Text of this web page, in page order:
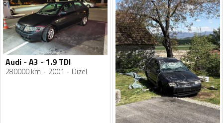
Audi - A3 - 1.9 TDI
280000 km 2001 Dizel